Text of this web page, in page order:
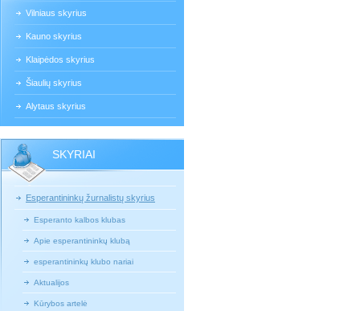
Vilniaus skyrius
Kauno skyrius
Klaipėdos skyrius
Šiaulių skyrius
Alytaus skyrius
SKYRIAI
Esperantininkų žurnalistų skyrius
Esperanto kalbos klubas
Apie esperantininkų klubą
esperantininkų klubo nariai
Aktualijos
Kūrybos artelė